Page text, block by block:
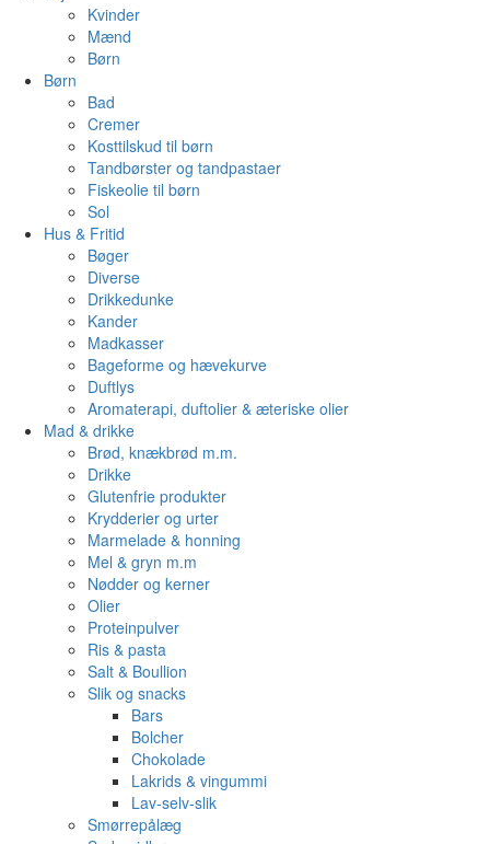
Kvinder
Mænd
Børn
Børn
Bad
Cremer
Kosttilskud til børn
Tandbørster og tandpastaer
Fiskeolie til børn
Sol
Hus & Fritid
Bøger
Diverse
Drikkedunke
Kander
Madkasser
Bageforme og hævekurve
Duftlys
Aromaterapi, duftolier & æteriske olier
Mad & drikke
Brød, knækbrød m.m.
Drikke
Glutenfrie produkter
Krydderier og urter
Marmelade & honning
Mel & gryn m.m
Nødder og kerner
Olier
Proteinpulver
Ris & pasta
Salt & Boullion
Slik og snacks
Bars
Bolcher
Chokolade
Lakrids & vingummi
Lav-selv-slik
Smørrepålæg